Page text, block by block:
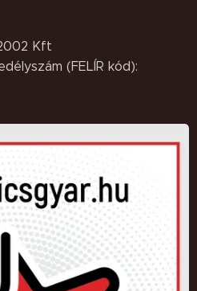
Kft
(FELÍR kód):